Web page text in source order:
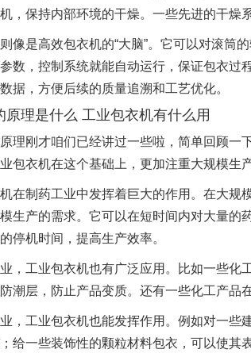
，保持内部环境的干燥。一些先进的干燥
像是高效包衣机的“大脑”。它可以对滚筒
数，控制系统就能自动运行，保证包衣
据，方便后续的质量追溯和工艺优化。
原理是什么 工业包衣机有什么用
理刚才咱们已经讲过一些啦，简单回顾一
包衣机在这个基础上，更加注重大规模生
在制药工业中发挥着巨大的作用。在大规
生产的需求。它可以在短时间内对大量的
停机时间，提高生产效率。
，工业包衣机也有广泛应用。比如一些化
潮层，防止产品变质。还有一些化工产品
，工业包衣机也能发挥作用。例如对一些
给一些装饰性的颗粒材料包衣，可以使其